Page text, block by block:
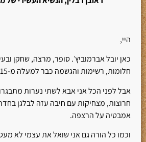
היי,
כאן יובל אברמוביץ׳. סופר, מרצה, שחקן
חלומות, רשימות והגשמה כבר למעלה מ-15 שנה.
אבל לפני הכל אני אבא לשתי נערות
חרוצות, מצחיקות עם חיבה עזה לבלגן
אמבטיה על הרצפה.
וכמו כל הורה גם אני שואל את עצמי לא